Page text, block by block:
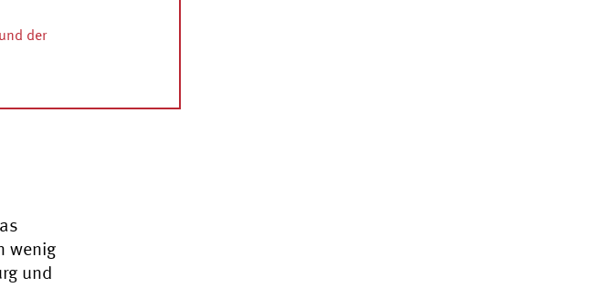
der
wenig
und